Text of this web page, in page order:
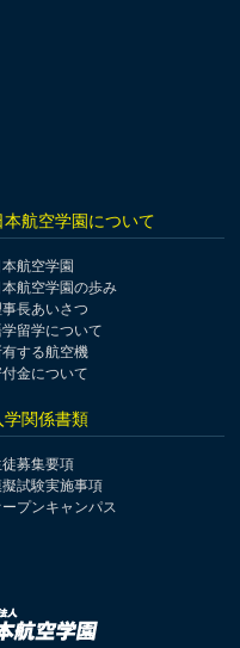
本航空学園について
本航空学園
本航空学園の歩み
事長あいさつ
学留学について
有する航空機
付金について
学関係書類
徒募集要項
擬試験実施事項
ープンキャンパス